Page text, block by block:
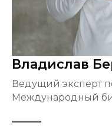
Владислав
Ведущий эксперт
Международный